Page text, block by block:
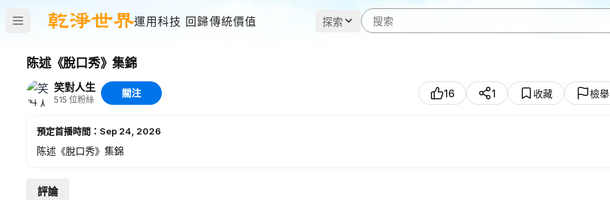
運用科技 回歸傳統價值 探索
陈述《脫口秀》集錦
笑對人生
515 位粉絲
關注 16 1 收藏 檢舉
預定首播時間：Sep 24, 2026
陈述《脫口秀》集錦
評論